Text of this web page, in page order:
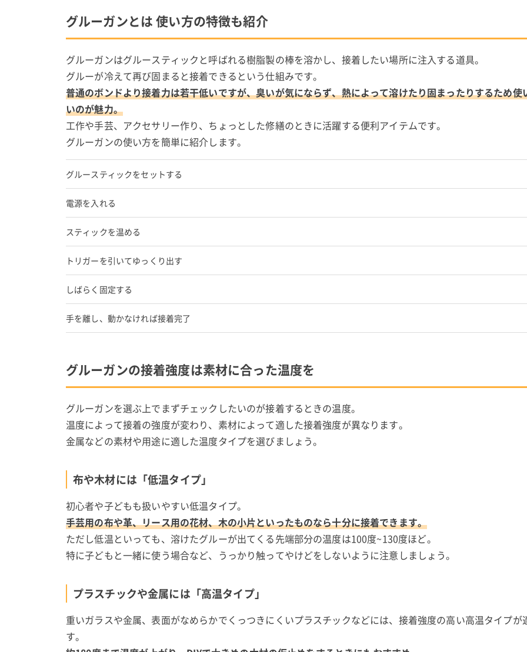
グルーガンとは 使い方の特徴も紹介
グルーガンはグルースティックと呼ばれる樹脂製の棒を溶かし、接着したい場所に注入する道具。
グルーが冷えて再び固まると接着できるという仕組みです。
普通のボンドより接着力は若干低いですが、臭いが気にならず、熱によって溶けたり固まったりするため使
いのが魅力。
工作や手芸、アクセサリー作り、ちょっとした修繕のときに活躍する便利アイテムです。
グルーガンの使い方を簡単に紹介します。
グルースティックをセットする
電源を入れる
スティックを温める
トリガーを引いてゆっくり出す
しばらく固定する
手を離し、動かなければ接着完了
グルーガンの接着強度は素材に合った温度を
グルーガンを選ぶ上でまずチェックしたいのが接着するときの温度。
温度によって接着の強度が変わり、素材によって適した接着強度が異なります。
金属などの素材や用途に適した温度タイプを選びましょう。
布や木材には「低温タイプ」
初心者や子どもも扱いやすい低温タイプ。
手芸用の布や革、リース用の花材、木の小片といったものなら十分に接着できます。
ただし低温といっても、溶けたグルーが出てくる先端部分の温度は100度~130度ほど。
特に子どもと一緒に使う場合など、うっかり触ってやけどをしないように注意しましょう。
プラスチックや金属には「高温タイプ」
重いガラスや金属、表面がなめらかでくっつきにくいプラスチックなどには、接着強度の高い高温タイプが
す。